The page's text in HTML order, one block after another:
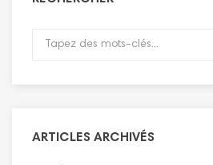
ARTICLES ARCHIVÉS